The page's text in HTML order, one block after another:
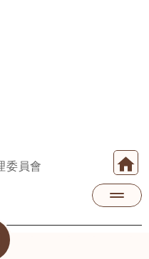
委員會
2026© All rights